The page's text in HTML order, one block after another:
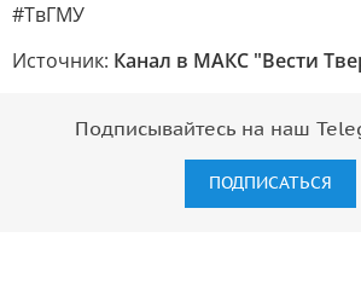
#ТвГМУ
Источник: Канал в МАКС "Вести
Подписывайтесь на наш
ПОДПИСАТЬСЯ